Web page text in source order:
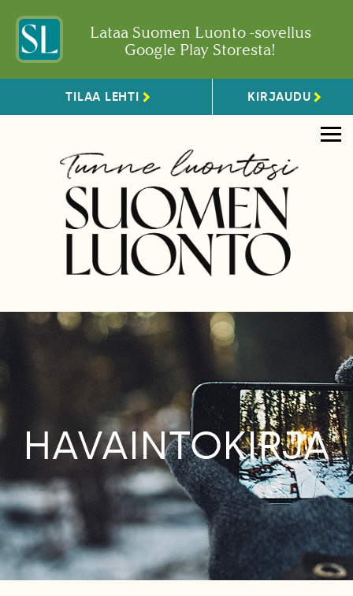
Lataa Suomen Luonto -sovellus
Google Play Storesta!
TILAA LEHTI KIRJAUDU
HAVAINTOKIRJA